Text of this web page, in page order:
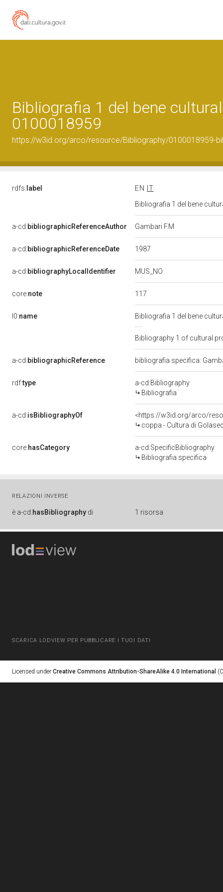
Bibliografia 1 del bene
0100018959
https://w3id.org/arco/resource/Bibliography/0100018959-
rdfs: label EN
IT
Bibliografia 1 del bene
a-cd:bibliographicReferenceAuthor Gambari F.M
a-cd:bibliographicReferenceDate 1987
a-cd:bibliographyLocalIdentifier MUS_NO
core:note 117
l0:name Bibliografia 1 del bene
Bibliography 1 of cultural
a-cd:bibliographicReference bibliografia specifica:
rdf:type
a-cd:Bibliography
Bibliografia
a-cd:isBibliographyOf
<https://w3id.org/arco/
coppa - Cultura di
core:hasCategory
a-cd:SpecificBibliography
Bibliografia specifica
RELAZIONI INVERSE
è a-cd:hasBibliography di 1 risorsa
SCARICA LODVIEW PER PUBBLICARE I TUOI DATI
Licensed under Creative Commons Attribution-ShareAlike 4.0 International